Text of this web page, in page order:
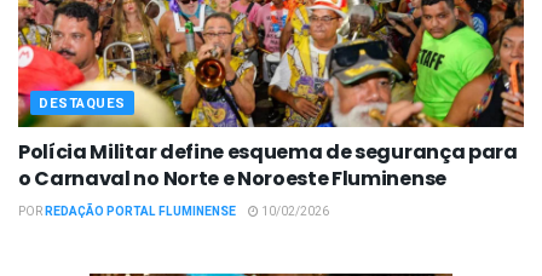
DESTAQUES
Polícia Militar define esquema de segurança para
o Carnaval no Norte e Noroeste Fluminense
PORREDAÇÃO PORTAL FLUMINENSE 10/02/2026